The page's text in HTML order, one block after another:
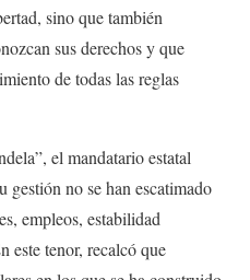
sino que también
sus derechos y que
de todas las reglas
el mandatario estatal
gestión no se han escatimado
empleos, estabilidad
este tenor, recalcó que